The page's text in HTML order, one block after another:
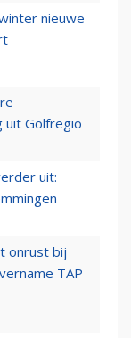
nieuwe
uit Golfregio
uit:
onrust bij
TAP